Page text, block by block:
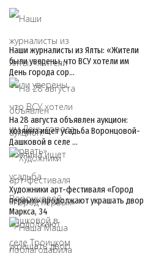
Наши журналисты из Ялты: «Жители
были уверены, что ВСУ хотели им
День города сор…
На 28 августа объявлен аукцион:
хозяина ищет усадьба Воронцовой-
Дашковой в селе …
Художники арт-фестиваля «Город
первых» продолжают украшать двор
Маркса, 34